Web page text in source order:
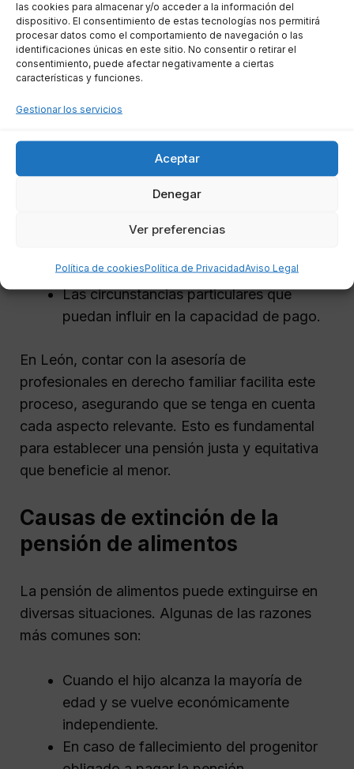
las cookies para almacenar y/o acceder a la información del
dispositivo. El consentimiento de estas tecnologías nos permitirá
procesar datos como el comportamiento de navegación o las
identificaciones únicas en este sitio. No consentir o retirar el
consentimiento, puede afectar negativamente a ciertas
características y funciones.
Gestionar los servicios
Aceptar
Denegar
Ver preferencias
Política de cookiesPolítica de PrivacidadAviso Legal
Calcular la pensión alimenticia puede ser un
proceso complejo que varía según las
circunstancias de cada caso. Sin embargo, hay
determinar el monto adecuado:
Los ingresos y recursos económicos de
Las necesidades específicas del menor,
como educación y salud.
de la separación.
Las circunstancias particulares que
puedan influir en la capacidad de pago.
En León, contar con la asesoría de
profesionales en derecho familiar facilita este
proceso, asegurando que se tenga en cuenta
cada aspecto relevante. Esto es fundamental
para establecer una pensión justa y equitativa
que beneficie al menor.
Causas de extinción de la
pensión de alimentos
La pensión de alimentos puede extinguirse en
diversas situaciones. Algunas de las razones
más comunes son:
Cuando el hijo alcanza la mayoría de
edad y se vuelve económicamente
independiente.
En caso de fallecimiento del progenitor